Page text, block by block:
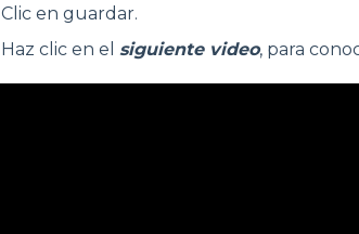
Clic en guardar.
Haz clic en el siguiente video, para